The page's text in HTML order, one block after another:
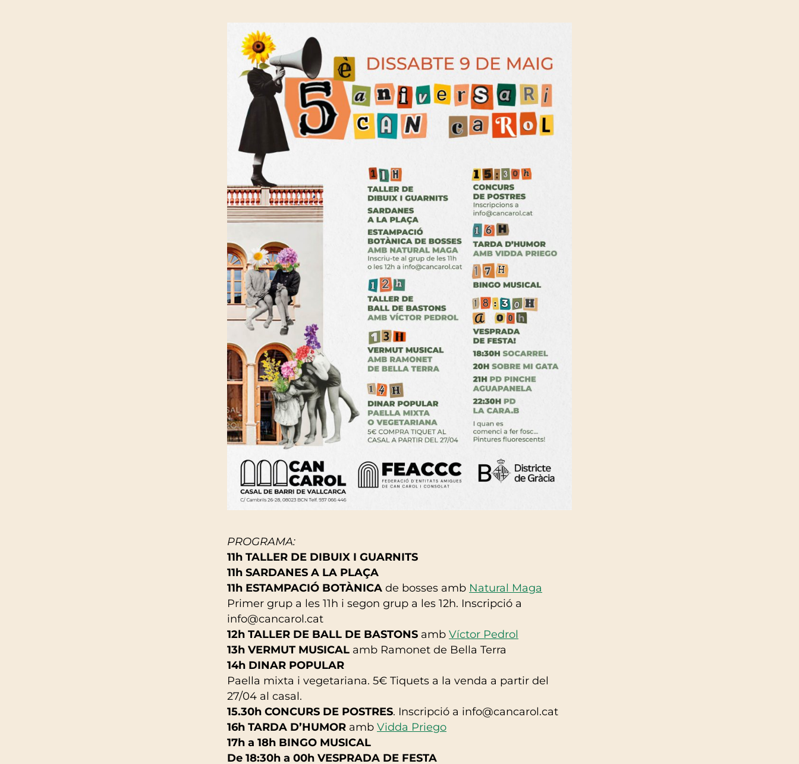
PROGRAMA:
11h TALLER DE DIBUIX I GUARNITS
11h SARDANES A LA PLAÇA
11h ESTAMPACIÓ BOTÀNICA de bosses amb Natural Maga
Primer grup a les 11h i segon grup a les 12h. Inscripció a
info@cancarol.cat
12h TALLER DE BALL DE BASTONS amb Víctor Pedrol
13h VERMUT MUSICAL amb Ramonet de Bella Terra
14h DINAR POPULAR
Paella mixta i vegetariana. 5€ Tiquets a la venda a partir del
27/04 al casal.
15.30h CONCURS DE POSTRES. Inscripció a info@cancarol.cat
16h TARDA D’HUMOR amb Vidda Priego
17h a 18h BINGO MUSICAL
De 18:30h a 00h VESPRADA DE FESTA